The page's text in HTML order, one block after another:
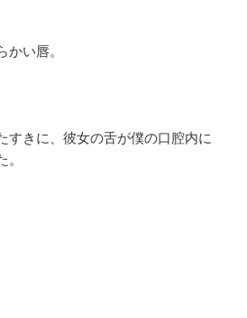
い唇。
すきに、彼女の舌が僕の口腔内に